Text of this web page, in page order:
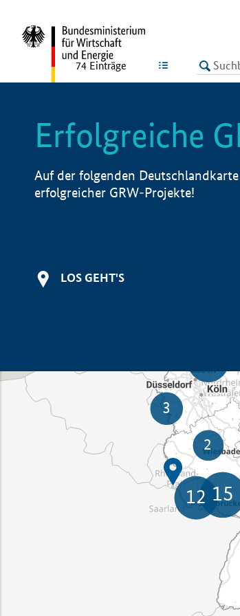
LISTE
74 Einträge
Erfolgreiche
Auf der folgenden
erfolgreicher GRW-Projekte!
LOS GEHT'S